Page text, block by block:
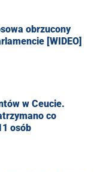
obrzucony
[WIDEO]
w Ceucie.
co
osób